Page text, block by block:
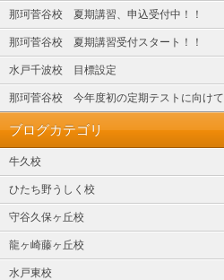
那珂菅谷校 夏期講習、申込受付中！！
那珂菅谷校 夏期講習受付スタート！！
水戸千波校 目標設定
那珂菅谷校 今年度初の定期テストに向けて
ブログカテゴリ
牛久校
ひたち野うしく校
守谷久保ヶ丘校
龍ヶ崎藤ヶ丘校
水戸東校